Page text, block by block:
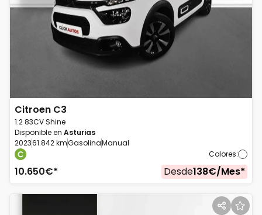
Citroen C3
1.2 83CV Shine
Disponible en Asturias
202361.842 kmGasolinaManual
Colores:
10.650€* Desde138€/Mes*